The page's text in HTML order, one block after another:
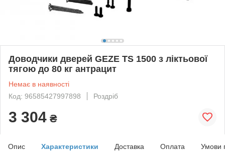
Доводчики дверей GEZE TS 1500 з ліктьової
тягою до 80 кг антрацит
Немає в наявності
Код: 96585427997898
Роздріб
3 304 ₴
Опис Характеристики Доставка Оплата Умови